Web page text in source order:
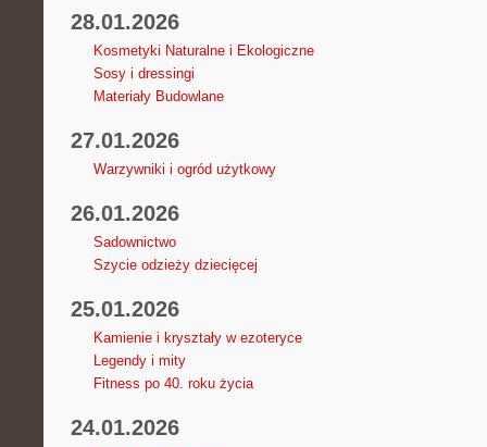
28.01.2026
Kosmetyki Naturalne i Ekologiczne
Sosy i dressingi
Materiały Budowlane
27.01.2026
Warzywniki i ogród użytkowy
26.01.2026
Sadownictwo
Szycie odzieży dziecięcej
25.01.2026
Kamienie i kryształy w ezoteryce
Legendy i mity
Fitness po 40. roku życia
24.01.2026